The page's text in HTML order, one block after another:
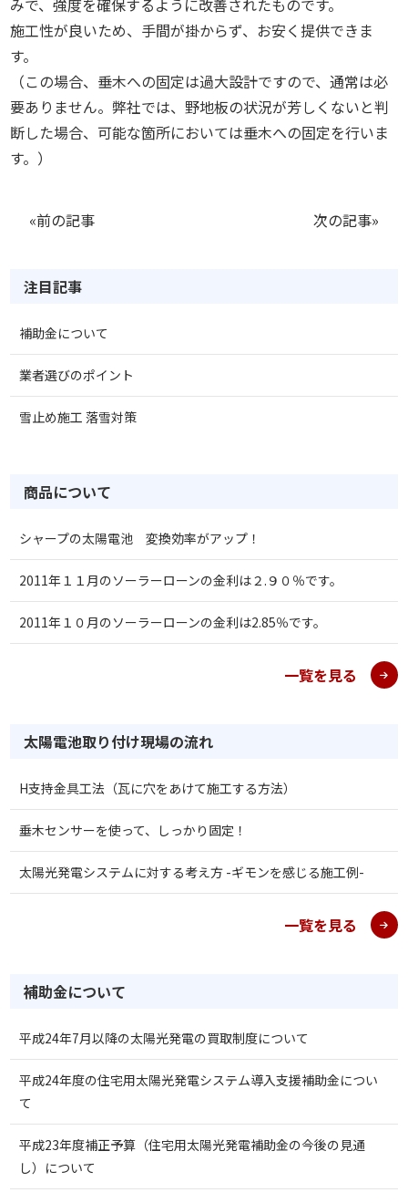
みで、強度を確保するように改善されたものです。
施工性が良いため、手間が掛からず、お安く提供できま
す。
（この場合、垂木への固定は過大設計ですので、通常は必
要ありません。弊社では、野地板の状況が芳しくないと判
断した場合、可能な箇所においては垂木への固定を行いま
す。）
«前の記事 次の記事»
注目記事
補助金について
業者選びのポイント
雪止め施工 落雪対策
商品について
シャープの太陽電池 変換効率がアップ！
2011年１１月のソーラーローンの金利は２.９０％です。
2011年１０月のソーラーローンの金利は2.85％です。
一覧を見る
太陽電池取り付け現場の流れ
H支持金具工法（瓦に穴をあけて施工する方法）
垂木センサーを使って、しっかり固定！
太陽光発電システムに対する考え方 -ギモンを感じる施工例-
一覧を見る
補助金について
平成24年7月以降の太陽光発電の買取制度について
平成24年度の住宅用太陽光発電システム導入支援補助金につい
て
平成23年度補正予算（住宅用太陽光発電補助金の今後の見通
し）について